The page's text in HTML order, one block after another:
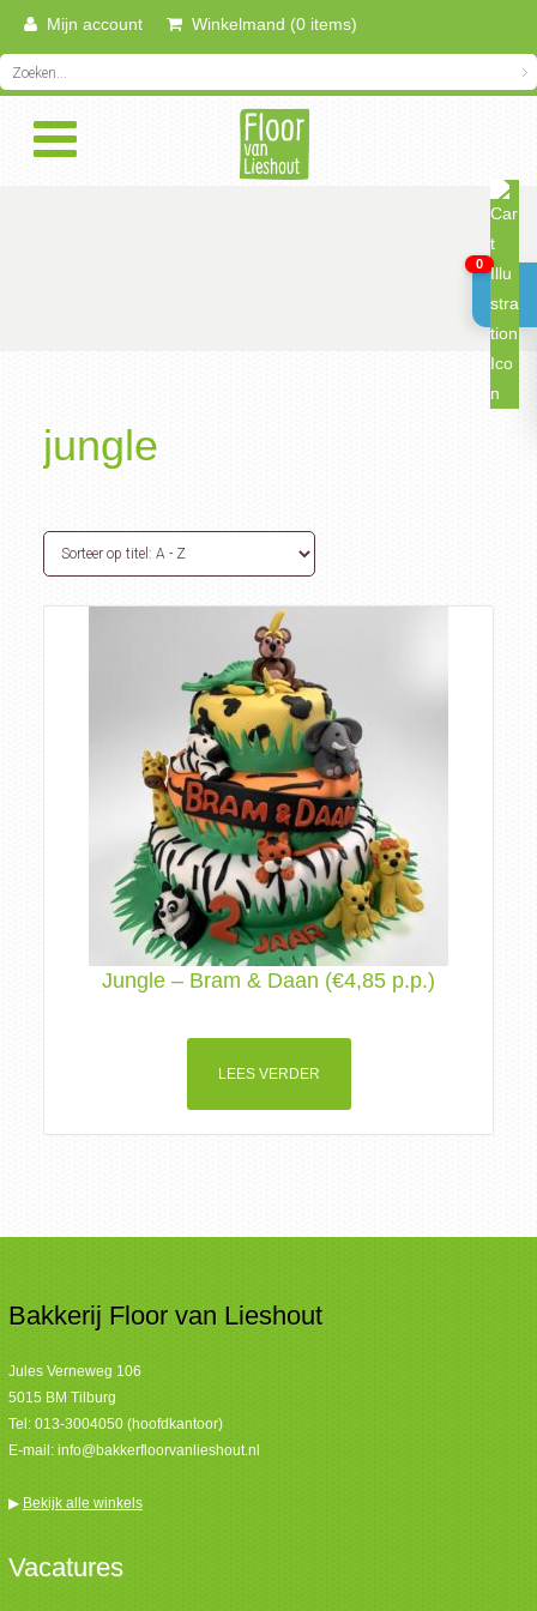
Mijn account Winkelmand (0 items)
jungle
Jungle – Bram & Daan (€4,85 p.p.)
LEES VERDER
Bakkerij Floor van Lieshout
Jules Verneweg 106
5015 BM Tilburg
Tel: 013-3004050 (hoofdkantoor)
E-mail: info@bakkerfloorvanlieshout.nl
▶ Bekijk alle winkels
Vacatures
0